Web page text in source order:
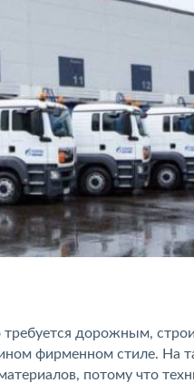
требуется дорожным,
фирменном стиле. На
потому что